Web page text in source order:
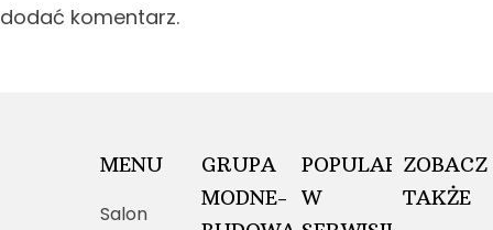
dodać komentarz.
MENU
Salon
GRUPA
MODNE-
POPULARNE
W
ZOBACZ
TAKŻE